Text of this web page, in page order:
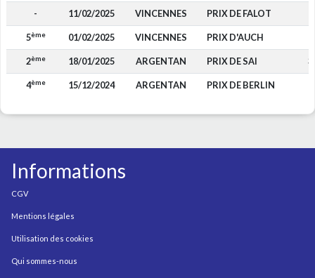
- 11/02/2025 VINCENNES PRIX DE FALOT
5ème 01/02/2025 VINCENNES PRIX D'AUCH
2ème 18/01/2025 ARGENTAN PRIX DE SAI 3
4ème 15/12/2024 ARGENTAN PRIX DE BERLIN
Informations
CGV
Mentions légales
Utilisation des cookies
Qui sommes-nous